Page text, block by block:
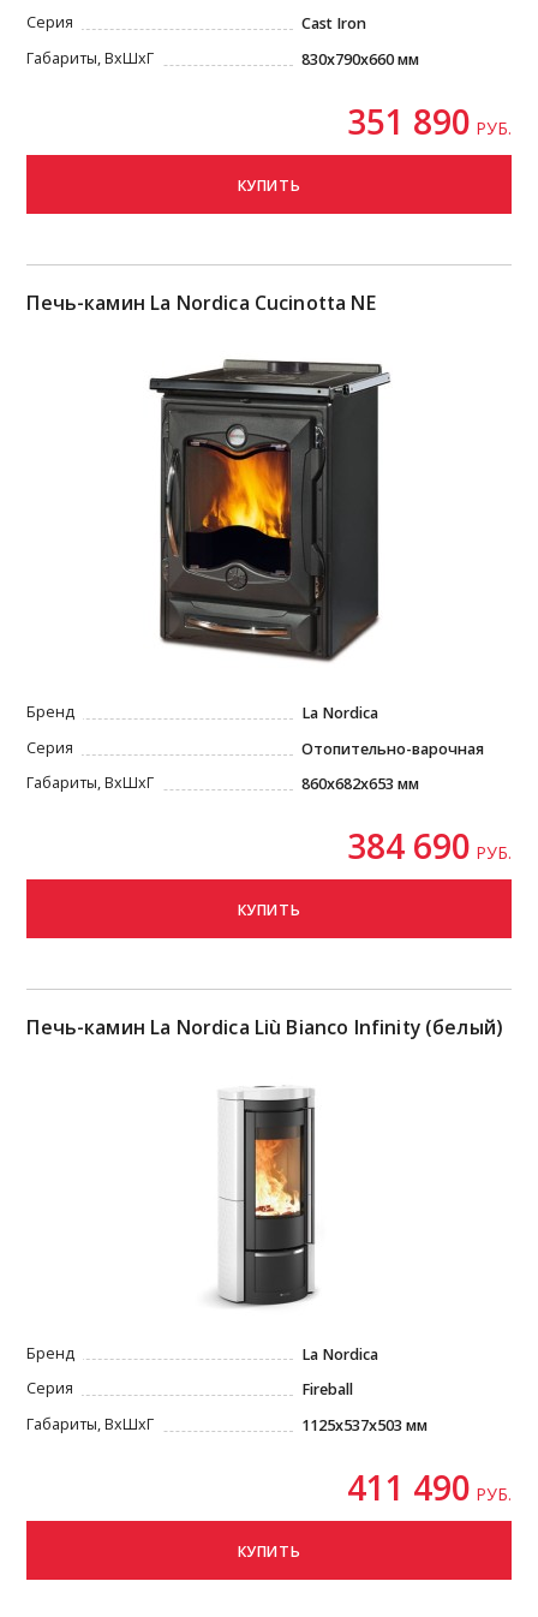
Серия
Cast Iron
Габариты, ВxШxГ
830x790x660 мм
351 890 РУБ.
КУПИТЬ
Печь-камин La Nordica Cucinotta NE
Бренд
La Nordica
Серия
Отопительно-варочная
Габариты, ВxШxГ
860x682x653 мм
384 690 РУБ.
КУПИТЬ
Печь-камин La Nordica Liù Bianco Infinity (белый)
Бренд
La Nordica
Серия
Fireball
Габариты, ВxШxГ
1125x537x503 мм
411 490 РУБ.
КУПИТЬ